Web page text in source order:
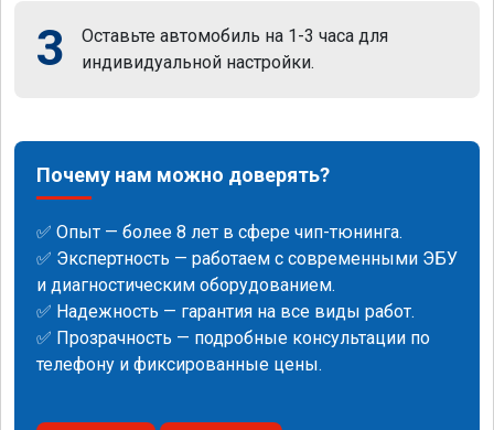
3
Оставьте автомобиль на 1-3 часа для
индивидуальной настройки.
Почему нам можно доверять?
✅ Опыт — более 8 лет в сфере чип-тюнинга.
✅ Экспертность — работаем с современными ЭБУ
и диагностическим оборудованием.
✅ Надежность — гарантия на все виды работ.
✅ Прозрачность — подробные консультации по
телефону и фиксированные цены.